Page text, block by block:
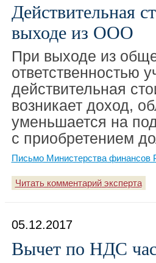
Действительная
выходе из ООО
При выходе из
ответственностью
действительная
возникает доход,
уменьшается на
с приобретением
Письмо Министерства финансов
Читать комментарий эксперта
05.12.2017
Вычет по НДС